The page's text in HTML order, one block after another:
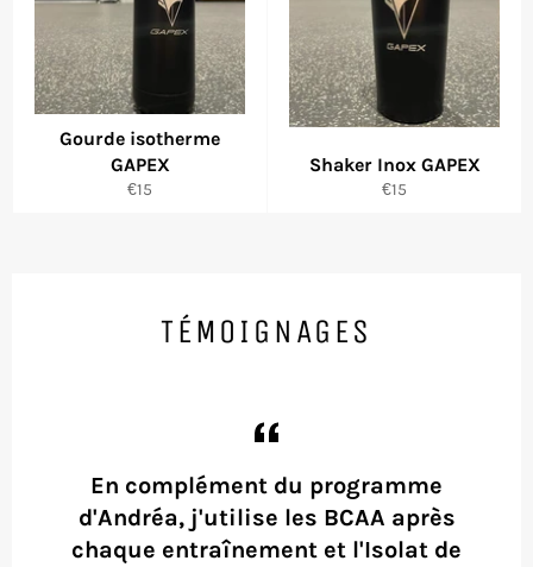
Gourde isotherme
GAPEX
Prix
€15
Shaker Inox GAPEX
Prix
€15
TÉMOIGNAGES
En complément du programme
d'Andréa, j'utilise les BCAA après
chaque entraînement et l'Isolat de